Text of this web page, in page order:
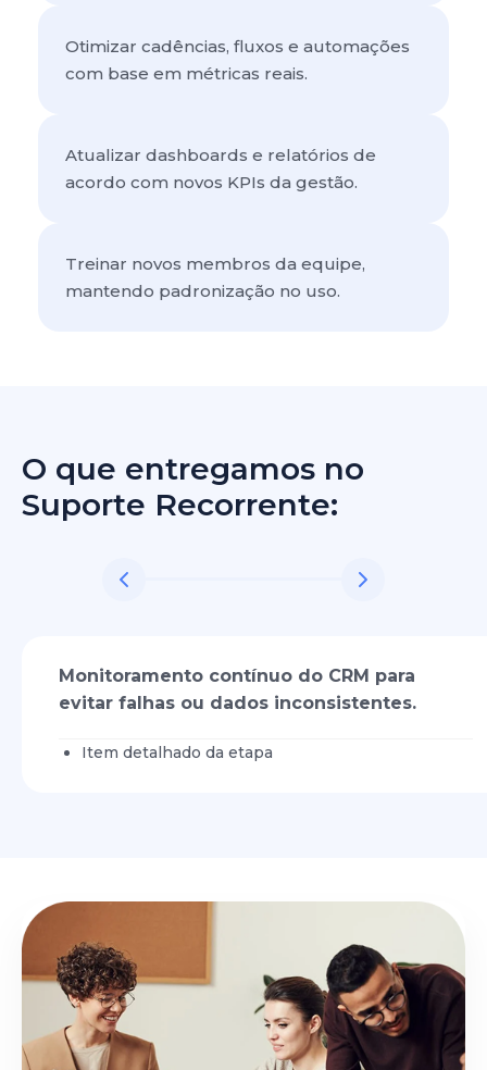
Otimizar cadências, fluxos e automações
com base em métricas reais.
Atualizar dashboards e relatórios de
acordo com novos KPIs da gestão.
Treinar novos membros da equipe,
mantendo padronização no uso.
O que entregamos no
Suporte Recorrente:
Monitoramento contínuo do CRM para
evitar falhas ou dados inconsistentes.
Item detalhado da etapa